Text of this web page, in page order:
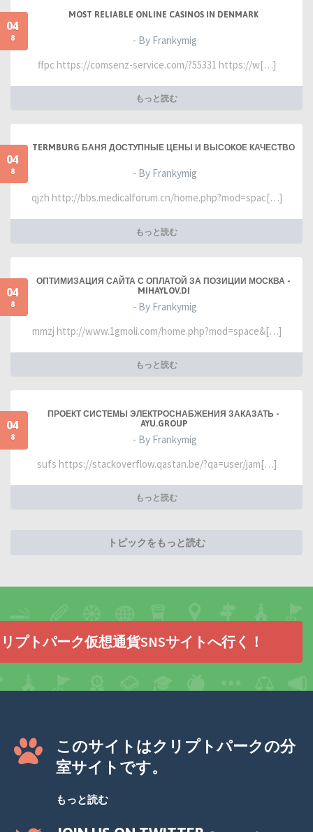
04
8
MOST RELIABLE ONLINE CASINOS IN DENMARK
- By Frankymig
ffpc https://comsenz-service.com/?55331 https://w[…]
もっと読む
04
8
TERMBURG БАНЯ ДОСТУПНЫЕ ЦЕНЫ И ВЫСОКОЕ КАЧЕСТВО
- By Frankymig
qjzh http://bbs.medicalforum.cn/home.php?mod=spac[…]
もっと読む
04
8
ОПТИМИЗАЦИЯ САЙТА С ОПЛАТОЙ ЗА ПОЗИЦИИ МОСКВА -
MIHAYLOV.DI
- By Frankymig
mmzj http://www.1gmoli.com/home.php?mod=space&[…]
もっと読む
04
8
ПРОЕКТ СИСТЕМЫ ЭЛЕКТРОСНАБЖЕНИЯ ЗАКАЗАТЬ -
AYU.GROUP
- By Frankymig
sufs https://stackoverflow.qastan.be/?qa=user/jam[…]
もっと読む
トピックをもっと読む
プトパーク仮想通貨SNSサイトへ行く！
このサイトはクリプトパークの分
室サイトです。
もっと読む